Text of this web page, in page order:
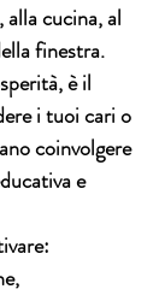
cucina, al
finestra.
è il
i tuoi cari o
coinvolgere
e